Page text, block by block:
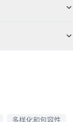
多样化和包容性